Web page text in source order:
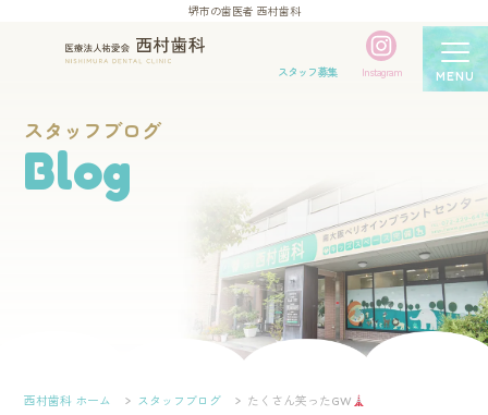
堺市の歯医者 西村歯科
スタッフ募集 Instagram MENU
スタッフブログ
Blog
西村歯科 ホーム スタッフブログ たくさん笑ったGW